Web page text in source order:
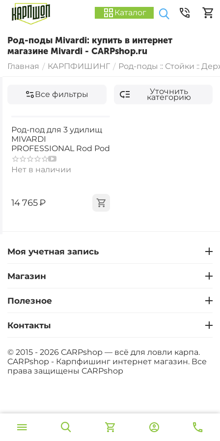
Каталог
Род-поды Mivardi: купить в интернет
магазине Mivardi - CARPshop.ru
Главная / КАРПФИШИНГ / Род-поды :: Стойки ::
Все фильтры Уточнить
категорию
Род-под для 3 удилищ
MIVARDI
PROFESSIONAL Rod Pod
Нет в наличии
‍14 765‍₽
Моя учетная запись
Магазин
Полезное
Контакты
© 2015 - 2026 CARPshop — всё для ловли карпа.
CARPshop - Карпфишинг интернет магазин. Все
права защищены CARPshop